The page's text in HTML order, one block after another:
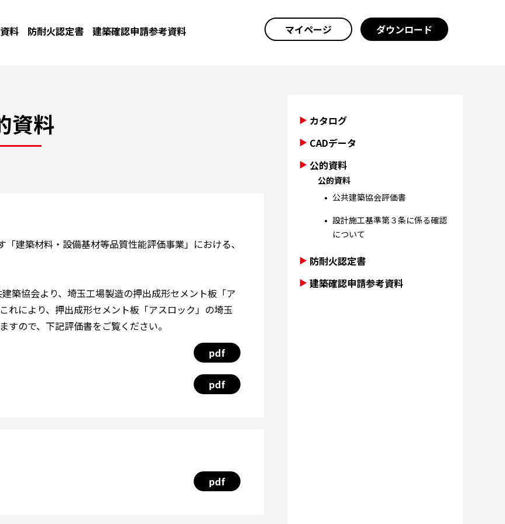
料 防耐火認定書 建築確認申請参考資料 マイページ ダウンロード
資料
建築材料・設備基材等品質性能評価事業」における、
築協会より、埼玉工場製造の押出成形セメント板「ア
れにより、押出成形セメント板「アスロック」の埼玉
ので、下記評価書をご覧ください。
pdf
pdf
pdf
カタログ
CADデータ
公的資料
公的資料
公共建築協会評価書
設計施工基準第３条に係る確認
について
防耐火認定書
建築確認申請参考資料